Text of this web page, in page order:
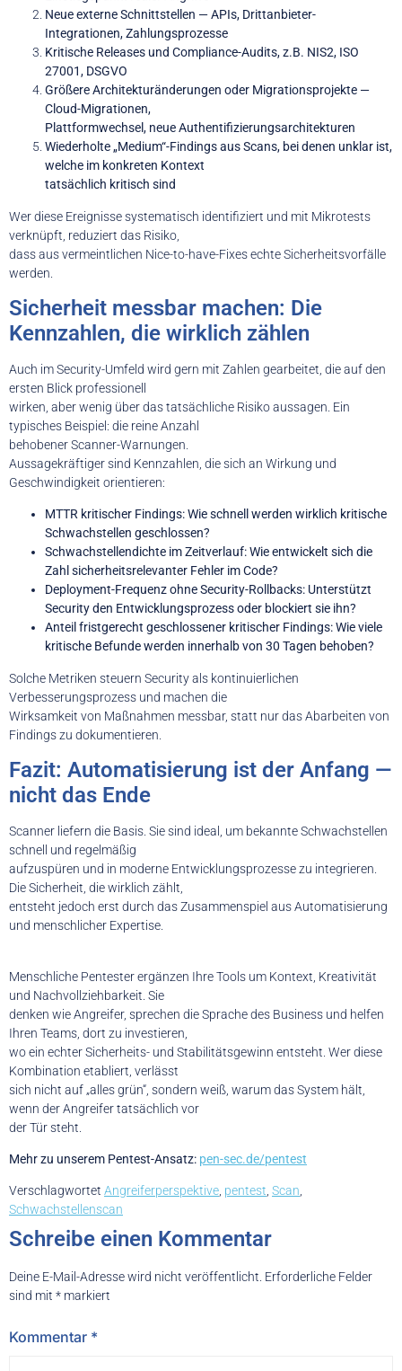
Neue externe Schnittstellen — APIs, Drittanbieter-
Integrationen, Zahlungsprozesse
Kritische Releases und Compliance-Audits, z.B. NIS2, ISO
27001, DSGVO
Größere Architekturänderungen oder Migrationsprojekte —
Cloud-Migrationen,
Plattformwechsel, neue Authentifizierungsarchitekturen
Wiederholte „Medium“-Findings aus Scans, bei denen unklar ist,
welche im konkreten Kontext
tatsächlich kritisch sind
Wer diese Ereignisse systematisch identifiziert und mit Mikrotests
verknüpft, reduziert das Risiko,
dass aus vermeintlichen Nice-to-have-Fixes echte Sicherheitsvorfälle
werden.
Sicherheit messbar machen: Die
Kennzahlen, die wirklich zählen
Auch im Security-Umfeld wird gern mit Zahlen gearbeitet, die auf den
ersten Blick professionell
wirken, aber wenig über das tatsächliche Risiko aussagen. Ein
typisches Beispiel: die reine Anzahl
behobener Scanner-Warnungen.
Aussagekräftiger sind Kennzahlen, die sich an Wirkung und
Geschwindigkeit orientieren:
MTTR kritischer Findings: Wie schnell werden wirklich kritische
Schwachstellen geschlossen?
Schwachstellendichte im Zeitverlauf: Wie entwickelt sich die
Zahl sicherheitsrelevanter Fehler im Code?
Deployment-Frequenz ohne Security-Rollbacks: Unterstützt
Security den Entwicklungsprozess oder blockiert sie ihn?
Anteil fristgerecht geschlossener kritischer Findings: Wie viele
kritische Befunde werden innerhalb von 30 Tagen behoben?
Solche Metriken steuern Security als kontinuierlichen
Verbesserungsprozess und machen die
Wirksamkeit von Maßnahmen messbar, statt nur das Abarbeiten von
Findings zu dokumentieren.
Fazit: Automatisierung ist der Anfang —
nicht das Ende
Scanner liefern die Basis. Sie sind ideal, um bekannte Schwachstellen
schnell und regelmäßig
aufzuspüren und in moderne Entwicklungsprozesse zu integrieren.
Die Sicherheit, die wirklich zählt,
entsteht jedoch erst durch das Zusammenspiel aus Automatisierung
und menschlicher Expertise.
Menschliche Pentester ergänzen Ihre Tools um Kontext, Kreativität
und Nachvollziehbarkeit. Sie
denken wie Angreifer, sprechen die Sprache des Business und helfen
Ihren Teams, dort zu investieren,
wo ein echter Sicherheits- und Stabilitätsgewinn entsteht. Wer diese
Kombination etabliert, verlässt
sich nicht auf „alles grün“, sondern weiß, warum das System hält,
wenn der Angreifer tatsächlich vor
der Tür steht.
Mehr zu unserem Pentest-Ansatz: pen-sec.de/pentest
Verschlagwortet Angreiferperspektive, pentest, Scan,
Schwachstellenscan
Schreibe einen Kommentar
Deine E-Mail-Adresse wird nicht veröffentlicht. Erforderliche Felder
sind mit * markiert
Kommentar *